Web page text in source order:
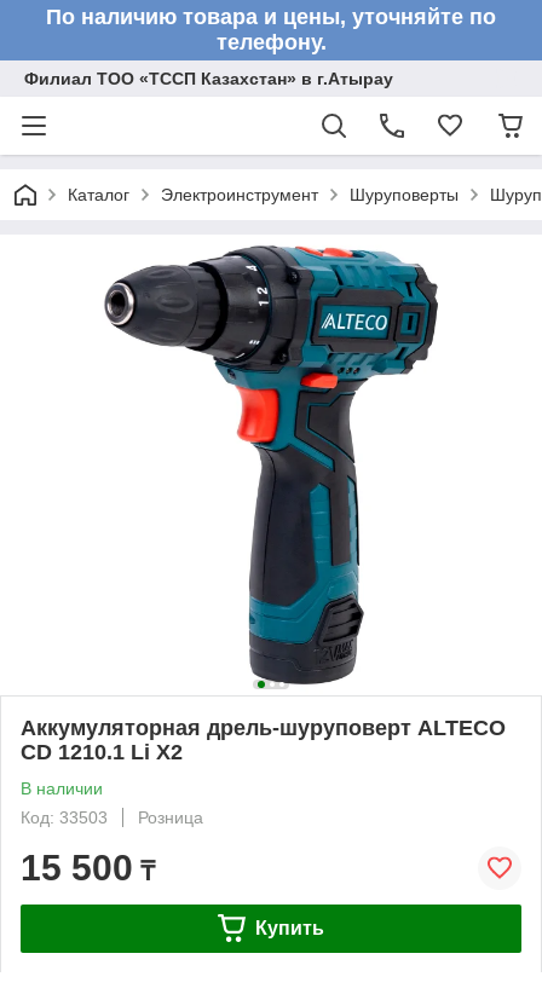
По наличию товара и цены, уточняйте по
телефону.
Филиал ТОО «ТССП Казахстан» в г.Атырау
Каталог Электроинструмент Шуруповерты
Аккумуляторная дрель-шуруповерт ALTECO
CD 1210.1 Li X2
В наличии
Код: 33503
Розница
15 500 ₸
Купить